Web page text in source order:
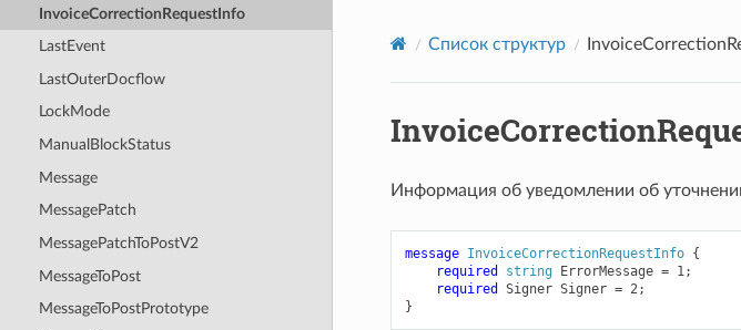
InvoiceCorrectionRequestInfo
LastEvent
LastOuterDocflow
LockMode
ManualBlockStatus
Message
MessagePatch
MessagePatchToPostV2
MessageToPost
MessageToPostPrototype
Список структур
Информация об уведомлении об
message InvoiceCorrectionRequestInfo {
required
string ErrorMessage = 1;
required
Signer Signer = 2;
}